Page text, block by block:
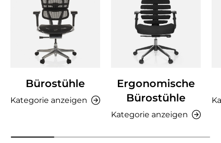
Bürostühle
Kategorie anzeigen
Ergonomische
Bürostühle
Kategorie anzeigen